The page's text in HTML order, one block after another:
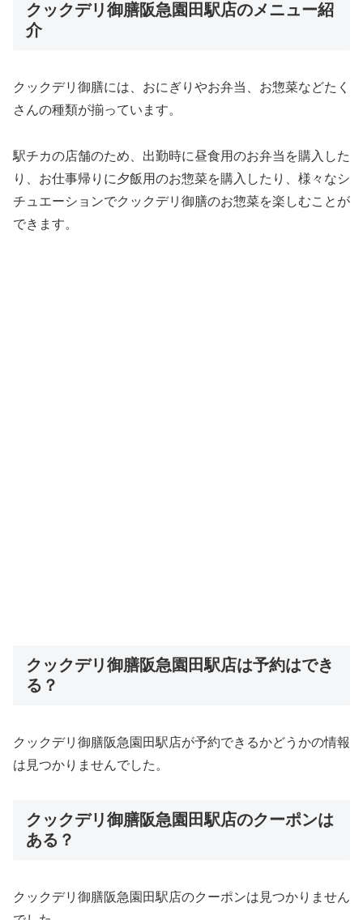
クックデリ御膳阪急園田駅店のメニュー紹
介
クックデリ御膳には、おにぎりやお弁当、お惣菜などたく
さんの種類が揃っています。
駅チカの店舗のため、出勤時に昼食用のお弁当を購入した
り、お仕事帰りに夕飯用のお惣菜を購入したり、様々なシ
チュエーションでクックデリ御膳のお惣菜を楽しむことが
できます。
クックデリ御膳阪急園田駅店は予約はでき
る？
クックデリ御膳阪急園田駅店が予約できるかどうかの情報
は見つかりませんでした。
クックデリ御膳阪急園田駅店のクーポンは
ある？
クックデリ御膳阪急園田駅店のクーポンは見つかりません